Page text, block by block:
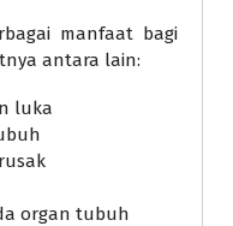
manfaat bagi
antara lain:
luka
organ tubuh